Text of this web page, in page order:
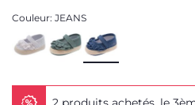
Couleur: JEANS